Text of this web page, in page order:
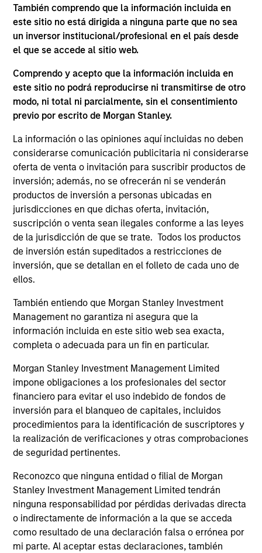
También comprendo que la información incluida en
este sitio no está dirigida a ninguna parte que no sea
un inversor institucional/profesional en el país desde
el que se accede al sitio web.
Comprendo y acepto que la información incluida en
este sitio no podrá reproducirse ni transmitirse de otro
modo, ni total ni parcialmente, sin el consentimiento
previo por escrito de Morgan Stanley.
La información o las opiniones aquí incluidas no deben
considerarse comunicación publicitaria ni considerarse
oferta de venta o invitación para suscribir productos de
inversión; además, no se ofrecerán ni se venderán
productos de inversión a personas ubicadas en
jurisdicciones en que dichas oferta, invitación,
suscripción o venta sean ilegales conforme a las leyes
de la jurisdicción de que se trate. Todos los productos
de inversión están supeditados a restricciones de
inversión, que se detallan en el folleto de cada uno de
ellos.
También entiendo que Morgan Stanley Investment
Management no garantiza ni asegura que la
información incluida en este sitio web sea exacta,
completa o adecuada para un fin en particular.
Morgan Stanley Investment Management Limited
impone obligaciones a los profesionales del sector
financiero para evitar el uso indebido de fondos de
inversión para el blanqueo de capitales, incluidos
procedimientos para la identificación de suscriptores y
la realización de verificaciones y otras comprobaciones
de seguridad pertinentes.
Reconozco que ninguna entidad o filial de Morgan
Stanley Investment Management Limited tendrán
ninguna responsabilidad por pérdidas derivadas directa
o indirectamente de información a la que se acceda
como resultado de una declaración falsa o errónea por
mi parte. Al aceptar estas declaraciones, también
Counterpoint Global
Invests primarily in established and
emerging large cap companies in the United
States.
ARTÍCULOS RELACIONADOS
COUNTERPOINT GLOBAL INSIGHTS
Order Effects
Counterpoint Global shares their proprietary
research on artificial intelligence (AI) and
automation’s potential impact on the business
landscape and society, including the
beneficiaries of second order effects.
06-MAY-2025